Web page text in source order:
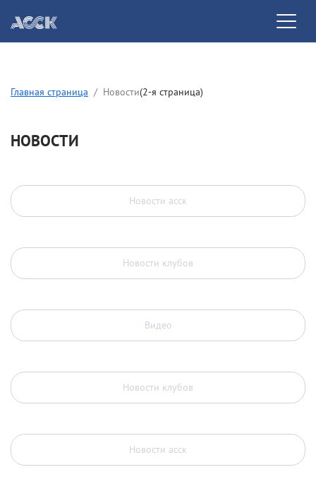
Главная страница Новости(2-я страница)
НОВОСТИ
Новости асск
Новости клубов
Видео
Новости клубов
Новости асск